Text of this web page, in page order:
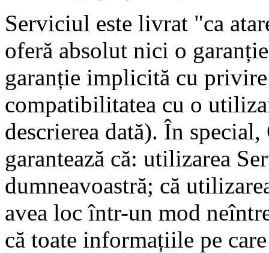
Serviciul este livrat "ca
oferă absolut nici o
garanție implicită cu
compatibilitatea cu o
descrierea dată). În
garantează că: utilizarea
dumneavoastră; că
avea loc într-un mod
că toate informațiile pe